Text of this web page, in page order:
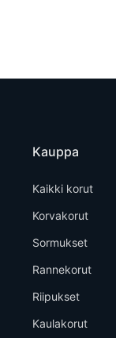
Kauppa
Kaikki korut
Korvakorut
Sormukset
Rannekorut
Riipukset
Kaulakorut